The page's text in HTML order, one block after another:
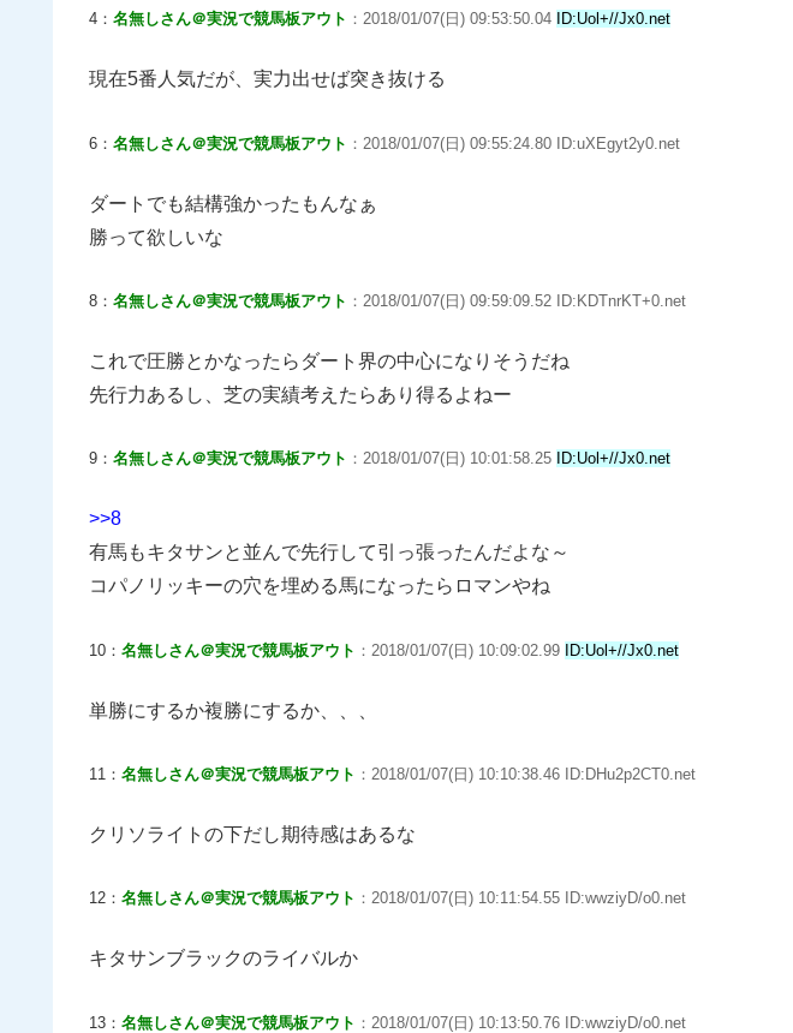
4： 名無しさん＠実況で競馬板アウト ：2018/01/07(日) 09:53:50.04 ID:Uol+//Jx0.net
現在5番人気だが、実力出せば突き抜ける
6： 名無しさん＠実況で競馬板アウト ：2018/01/07(日) 09:55:24.80 ID:uXEgyt2y0.net
ダートでも結構強かったもんなぁ
勝って欲しいな
8： 名無しさん＠実況で競馬板アウト ：2018/01/07(日) 09:59:09.52 ID:KDTnrKT+0.net
これで圧勝とかなったらダート界の中心になりそうだね
先行力あるし、芝の実績考えたらあり得るよねー
9： 名無しさん＠実況で競馬板アウト ：2018/01/07(日) 10:01:58.25 ID:Uol+//Jx0.net
>>8
有馬もキタサンと並んで先行して引っ張ったんだよな～
コパノリッキーの穴を埋める馬になったらロマンやね
10： 名無しさん＠実況で競馬板アウト ：2018/01/07(日) 10:09:02.99 ID:Uol+//Jx0.net
単勝にするか複勝にするか、、、
11： 名無しさん＠実況で競馬板アウト ：2018/01/07(日) 10:10:38.46 ID:DHu2p2CT0.net
クリソライトの下だし期待感はあるな
12： 名無しさん＠実況で競馬板アウト ：2018/01/07(日) 10:11:54.55 ID:wwziyD/o0.net
キタサンブラックのライバルか
13： 名無しさん＠実況で競馬板アウト ：2018/01/07(日) 10:13:50.76 ID:wwziyD/o0.net